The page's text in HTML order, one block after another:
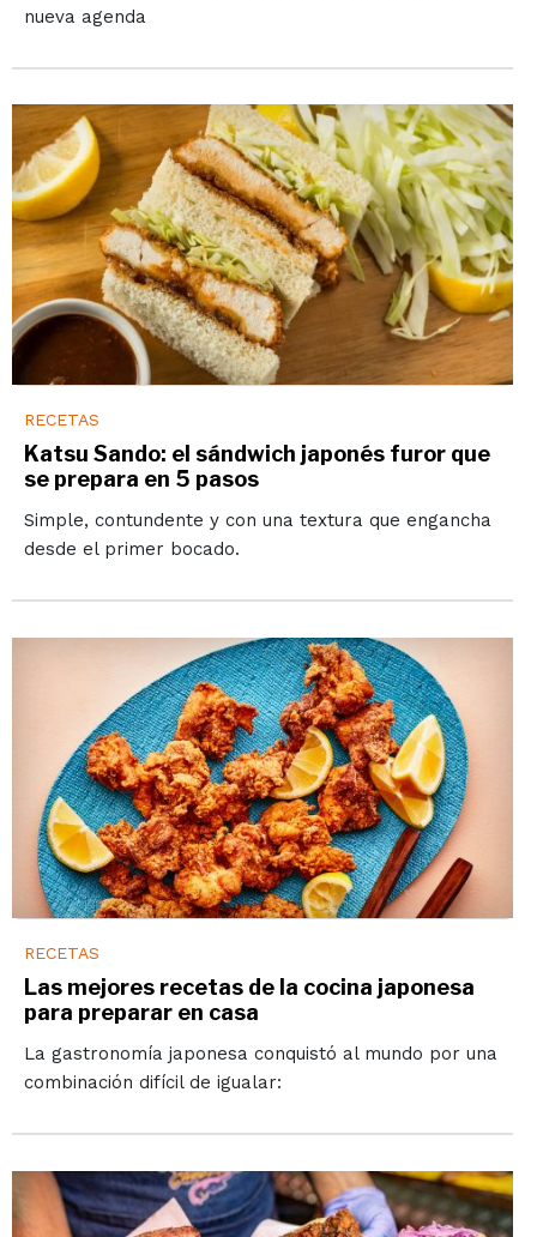
nueva agenda
RECETAS
Katsu Sando: el sándwich japonés furor que
se prepara en 5 pasos
Simple, contundente y con una textura que engancha
desde el primer bocado.
RECETAS
Las mejores recetas de la cocina japonesa
para preparar en casa
La gastronomía japonesa conquistó al mundo por una
combinación difícil de igualar: